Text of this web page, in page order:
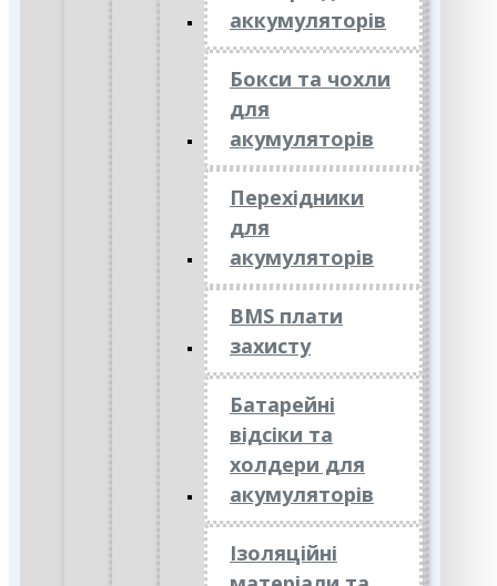
аккумуляторів
Бокси та чохли
для
акумуляторів
Перехідники
для
акумуляторів
BMS плати
захисту
Батарейні
відсіки та
холдери для
акумуляторів
Ізоляційні